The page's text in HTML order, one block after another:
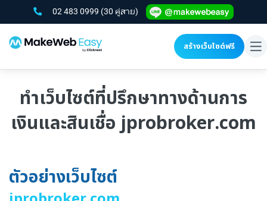
02 483 0999 (30 คู่สาย)
สร้างเว็บไซต์ฟรี
ทำเว็บไซต์ที่ปรึกษาทางด้านการ
เงินและสินเชื่อ jprobroker.com
ตัวอย่างเว็บไซต์